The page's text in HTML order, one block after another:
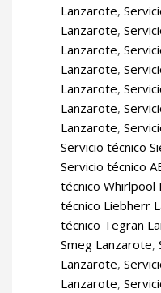
Lanzarote,
Lanzarote,
Lanzarote,
Lanzarote,
Lanzarote,
Lanzarote,
Lanzarote,
Servicio técnico
Servicio técnico
técnico Whirlpool
técnico Liebherr
técnico Tegran
Smeg Lanzarote,
Lanzarote,
Lanzarote,